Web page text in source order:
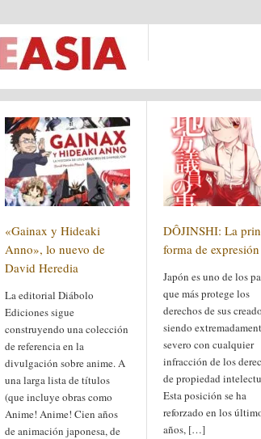
«Gainax y Hideaki
Anno», lo nuevo de
David Heredia
La editorial Diábolo
Ediciones sigue
construyendo una colección
de referencia en la
divulgación sobre anime. A
una larga lista de títulos
(que incluye obras como
Anime! Anime! Cien años
de animación japonesa, de
DÔJINSHI: La
forma de
Japón es uno de los
que más protege los
derechos de sus
siendo
severo con cualquier
infracción de los
de propiedad
Esta posición se ha
reforzado en los
años, […]